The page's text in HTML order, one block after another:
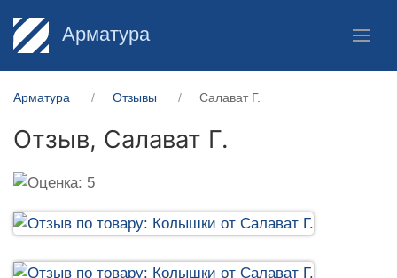
Арматура
Арматура Отзывы Салават Г.
Отзыв, Салават Г.